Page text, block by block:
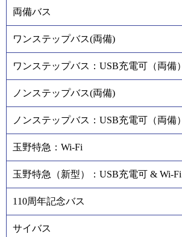
両備バス
ワンステップバス(両備)
ワンステップバス：USB充電可（両備）
ノンステップバス(両備)
ノンステップバス：USB充電可（両備）
玉野特急：Wi-Fi
玉野特急（新型）：USB充電可 & Wi-Fi
110周年記念バス
サイバス